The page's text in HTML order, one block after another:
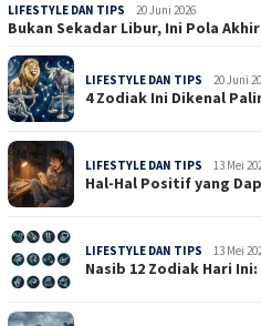
LIFESTYLE DAN TIPS 20 Juni 2026
Bukan Sekadar Libur, Ini Pola
LIFESTYLE DAN TIPS 20 Juni
4 Zodiak Ini Dikenal
LIFESTYLE DAN TIPS 13 Mei
Hal-Hal Positif yang
LIFESTYLE DAN TIPS 13 Mei
Nasib 12 Zodiak Hari